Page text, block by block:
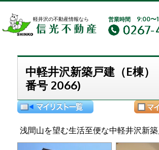
軽井沢の不動産情報なら
軽井沢の
営業時間 9:00〜
中軽井沢新築戸建（E棟）
番号 2066)
浅間山を望む生活至便な中軽井沢新